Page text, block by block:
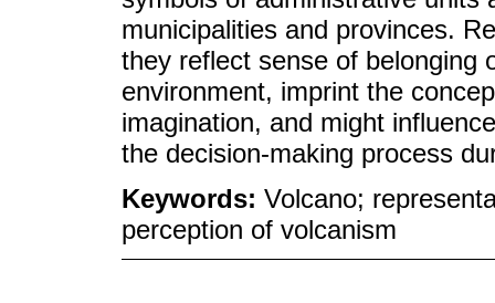
municipalities and provinces.
they reflect sense of belonging
environment, imprint the
imagination, and might
the decision-making process
Keywords: Volcano;
perception of volcanism